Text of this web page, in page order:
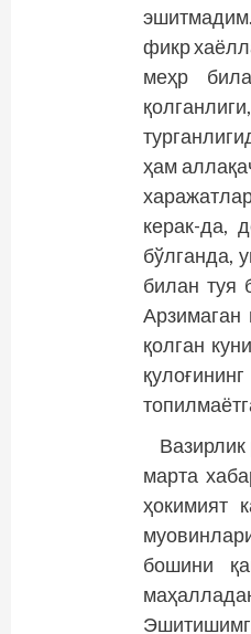
фикр
меҳр
ҳам
керак-да,
бўлганда,
билан туя
қолган
марта
ҳокимият
бошини